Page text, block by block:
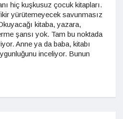
hiç kuşkusuz çocuk kitapları.
yürütemeyecek savunmasız
kitaba, yazara,
şansı yok. Tam bu noktada
Anne ya da baba, kitabı
inceliyor. Bunun